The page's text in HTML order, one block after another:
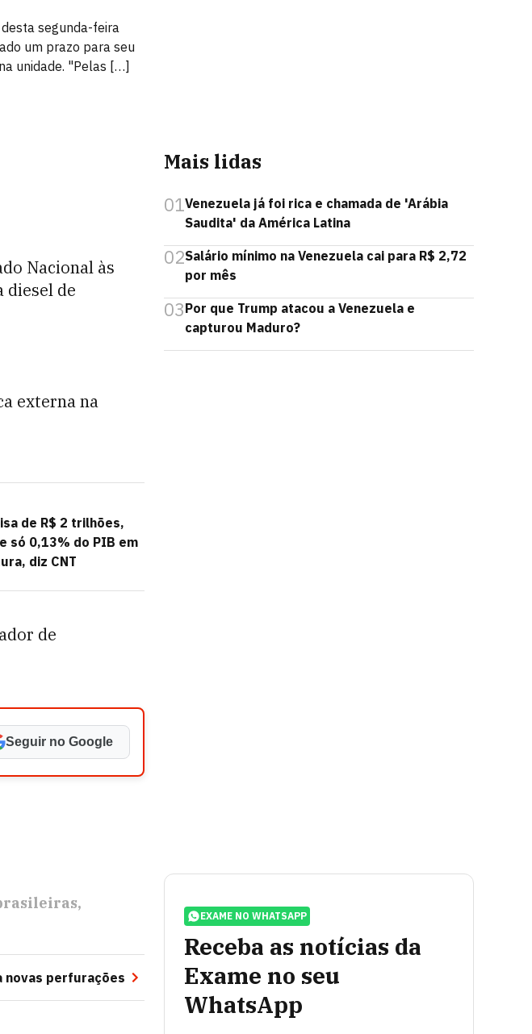
segunda-feira
um prazo para seu
unidade. "Pelas […]
Nacional às
diesel de
externa na
de R$ 2 trilhões,
só 0,13% do PIB em
diz CNT
de
Seguir no Google
novas perfurações
Mais lidas
01Venezuela já foi rica e chamada de 'Arábia
Saudita' da América Latina
02Salário mínimo na Venezuela cai para R$ 2,72
por mês
03Por que Trump atacou a Venezuela e
capturou Maduro?
EXAME NO WHATSAPP
Receba as notícias da
Exame no seu
WhatsApp